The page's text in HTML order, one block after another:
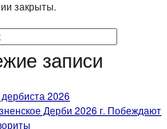
закрыты.
записи
2026
Дерби 2026 г. Побеждают